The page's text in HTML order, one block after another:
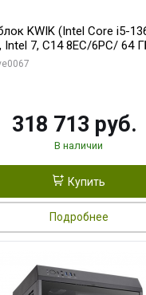
KWIK (Intel Core i5-
Intel 7, C14 8EC/6PC/ 64
OC 16GB GDDR7
318 713 руб.
В наличии
Купить
Подробнее